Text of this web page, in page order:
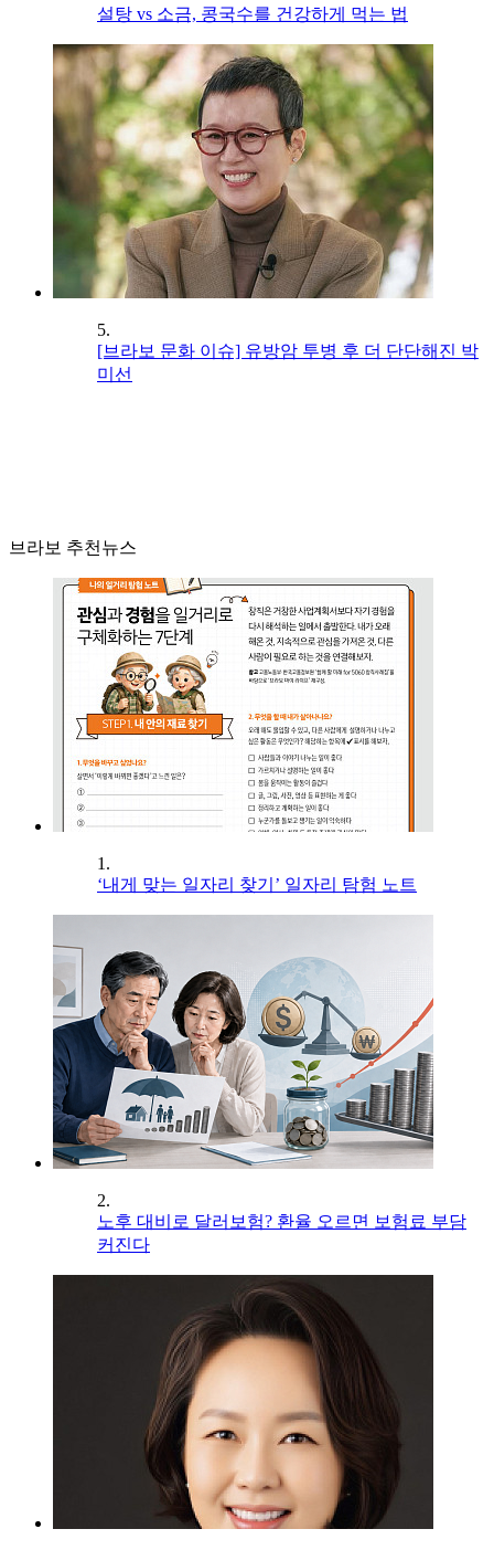
설탕 vs 소금, 콩국수를 건강하게 먹는 법
5.
[브라보 문화 이슈] 유방암 투병 후 더 단단해진 박
미선
브라보 추천뉴스
1.
‘내게 맞는 일자리 찾기’ 일자리 탐험 노트
2.
노후 대비로 달러보험? 환율 오르면 보험료 부담
커진다